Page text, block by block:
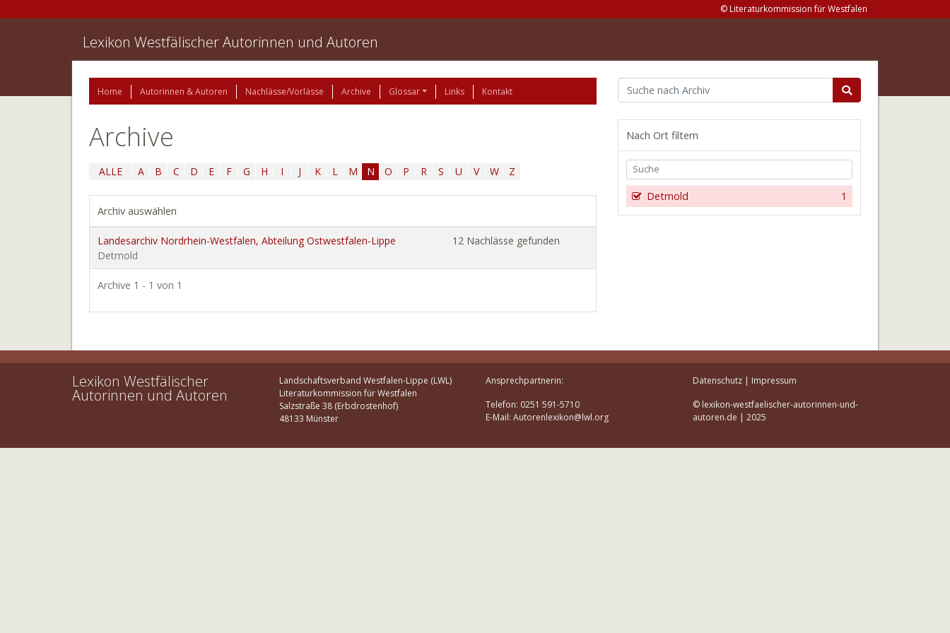
© Literaturkommission für Westfalen
Lexikon Westfälischer Autorinnen und Autoren
Home Autorinnen & Autoren Nachlässe/Vorlässe Archive Glossar Links Kontakt
Archive
ALLE A B C D E F G H I J K L M N O P R S U V W Z
Archiv auswählen
Landesarchiv Nordrhein-Westfalen, Abteilung Ostwestfalen-Lippe
Detmold
12 Nachlässe gefunden
Archive 1 - 1 von 1
Nach Ort filtern
1
Detmold
Lexikon Westfälischer
Autorinnen und Autoren
Landschaftsverband Westfalen-Lippe (LWL)
Literaturkommission für Westfalen
Salzstraße 38 (Erbdrostenhof)
48133 Münster
Ansprechpartnerin:
Telefon: 0251 591-5710
E-Mail: Autorenlexikon@lwl.org
Datenschutz| Impressum
© lexikon-westfaelischer-autorinnen-und-
autoren.de | 2025